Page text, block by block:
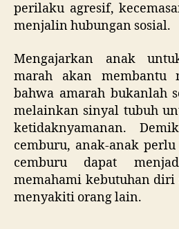
perilaku agresif,
menjalin hubungan sosial.
Mengajarkan anak
marah akan membantu
bahwa amarah bukanlah
melainkan sinyal tubuh
ketidaknyamanan.
cemburu, anak-anak
cemburu dapat
memahami kebutuhan
menyakiti orang lain.